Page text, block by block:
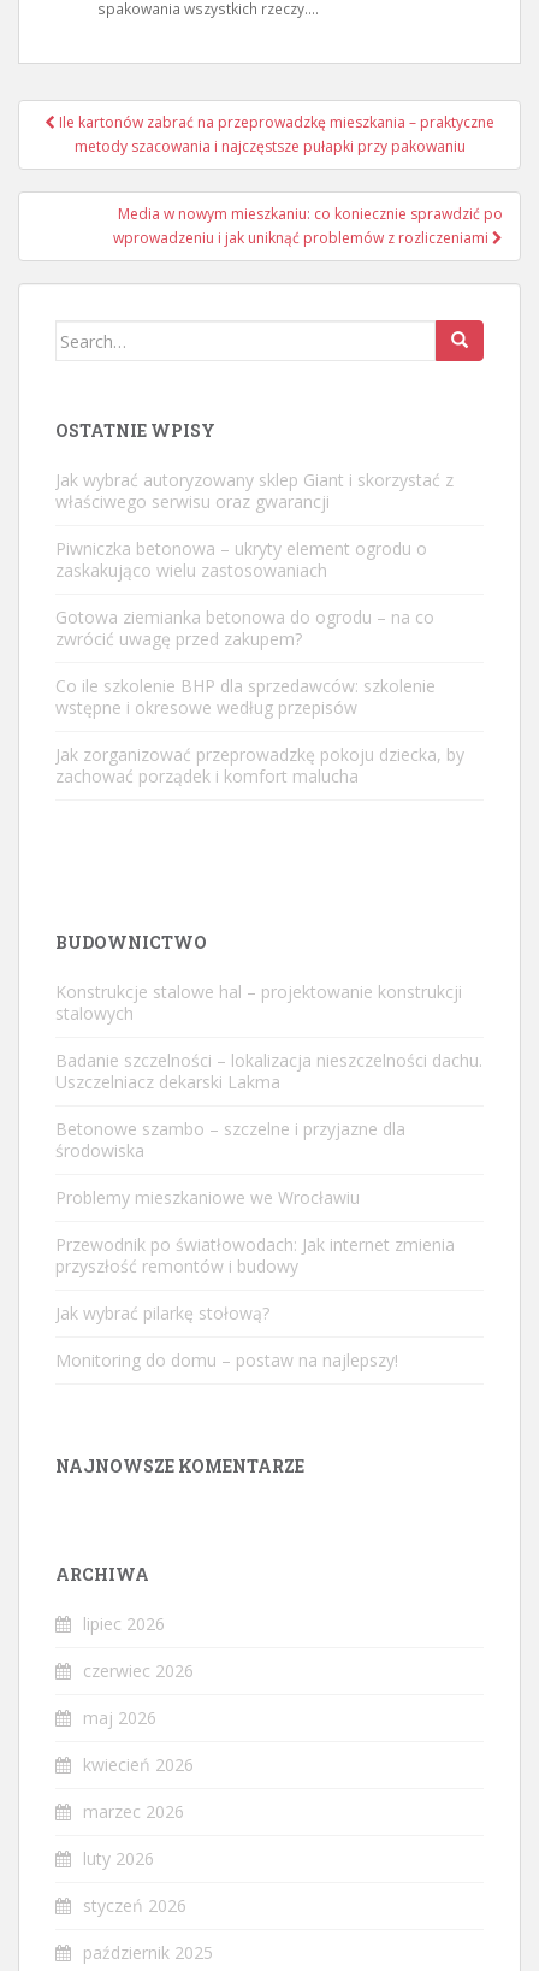
spakowania wszystkich rzeczy....
Nawigacja
wpisu
Ile kartonów zabrać na przeprowadzkę mieszkania – praktyczne
metody szacowania i najczęstsze pułapki przy pakowaniu
Media w nowym mieszkaniu: co koniecznie sprawdzić po
wprowadzeniu i jak uniknąć problemów z rozliczeniami
Search
OSTATNIE WPISY
Jak wybrać autoryzowany sklep Giant i skorzystać z
właściwego serwisu oraz gwarancji
Piwniczka betonowa – ukryty element ogrodu o
zaskakująco wielu zastosowaniach
Gotowa ziemianka betonowa do ogrodu – na co
zwrócić uwagę przed zakupem?
Co ile szkolenie BHP dla sprzedawców: szkolenie
wstępne i okresowe według przepisów
Jak zorganizować przeprowadzkę pokoju dziecka, by
zachować porządek i komfort malucha
BUDOWNICTWO
Konstrukcje stalowe hal – projektowanie konstrukcji
stalowych
Badanie szczelności – lokalizacja nieszczelności dachu.
Uszczelniacz dekarski Lakma
Betonowe szambo – szczelne i przyjazne dla
środowiska
Problemy mieszkaniowe we Wrocławiu
Przewodnik po światłowodach: Jak internet zmienia
przyszłość remontów i budowy
Jak wybrać pilarkę stołową?
Monitoring do domu – postaw na najlepszy!
NAJNOWSZE KOMENTARZE
ARCHIWA
lipiec 2026
czerwiec 2026
maj 2026
kwiecień 2026
marzec 2026
luty 2026
styczeń 2026
październik 2025